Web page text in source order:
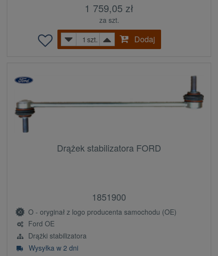
1 759,05 zł
za szt.
szt.
Dodaj
Drążek stabilizatora FORD
1851900
O - oryginał z logo producenta samochodu (OE)
Ford OE
Drążki stabilizatora
Wysyłka w 2 dni